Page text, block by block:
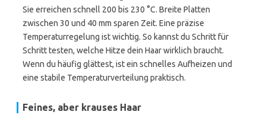
Sie erreichen schnell 200 bis 230 °C. Breite Platten
zwischen 30 und 40 mm sparen Zeit. Eine präzise
Temperaturregelung ist wichtig. So kannst du Schritt für
Schritt testen, welche Hitze dein Haar wirklich braucht.
Wenn du häufig glättest, ist ein schnelles Aufheizen und
eine stabile Temperaturverteilung praktisch.
Feines, aber krauses Haar